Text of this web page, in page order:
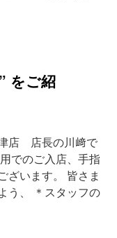
をご紹
店 店長の川﨑で
でのご入店、手指
ざいます。 皆さま
う、 ＊スタッフの